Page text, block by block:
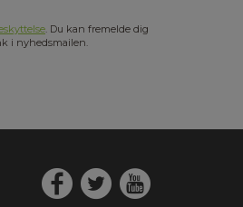
. Du kan fremelde dig
i nyhedsmailen.